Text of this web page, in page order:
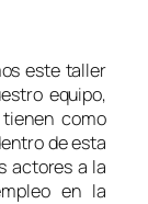
este taller
equipo,
como
de esta
actores a la
en la